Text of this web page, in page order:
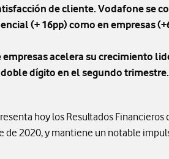
de cliente. Vodafone se
(+ 16pp) como en empresas
acelera su crecimiento
dígito en el segundo
hoy los Resultados
de 2020, y mantiene un notable